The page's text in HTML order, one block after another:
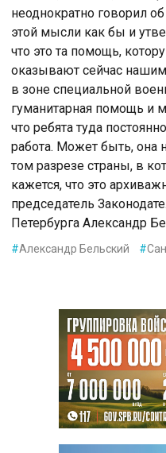
неоднократно говорил
этой мысли как бы и
что это та помощь,
оказывают сейчас
в зоне специальной
гуманитарная помощь и
что ребята туда
работа. Может быть, она
том разрезе страны, в
кажется, что это
председатель
Петербурга Александр
#Александр Бельский #